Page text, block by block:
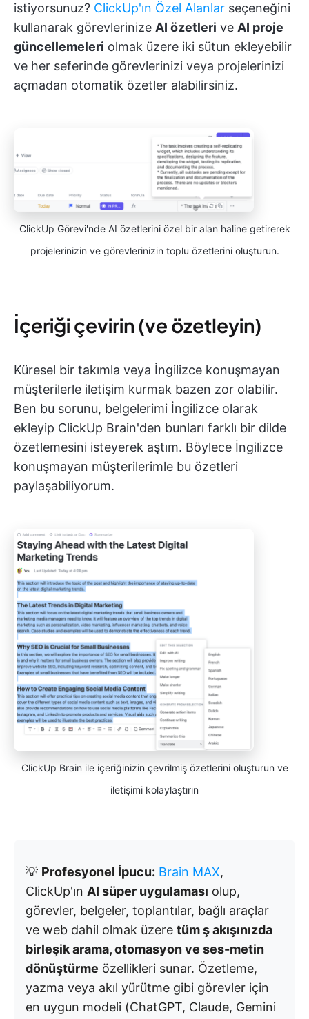
istiyorsunuz? ClickUp'ın Özel Alanlar seçeneğini
kullanarak görevlerinize AI özetleri ve AI proje
güncellemeleri olmak üzere iki sütun ekleyebilir
ve her seferinde görevlerinizi veya projelerinizi
açmadan otomatik özetler alabilirsiniz.
ClickUp Görevi'nde AI özetlerini özel bir alan haline getirerek
projelerinizin ve görevlerinizin toplu özetlerini oluşturun.
İçeriği çevirin (ve özetleyin)
Küresel bir takımla veya İngilizce konuşmayan
müşterilerle iletişim kurmak bazen zor olabilir.
Ben bu sorunu, belgelerimi İngilizce olarak
ekleyip ClickUp Brain'den bunları farklı bir dilde
özetlemesini isteyerek aştım. Böylece İngilizce
konuşmayan müşterilerimle bu özetleri
paylaşabiliyorum.
ClickUp Brain ile içeriğinizin çevrilmiş özetlerini oluşturun ve
iletişimi kolaylaştırın
💡 Profesyonel İpucu: Brain MAX,
ClickUp'ın AI süper uygulaması olup,
görevler, belgeler, toplantılar, bağlı araçlar
ve web dahil olmak üzere tüm ş akışınızda
birleşik arama, otomasyon ve ses-metin
dönüştürme özellikleri sunar. Özetleme,
yazma veya akıl yürütme gibi görevler için
en uygun modeli (ChatGPT, Claude, Gemini